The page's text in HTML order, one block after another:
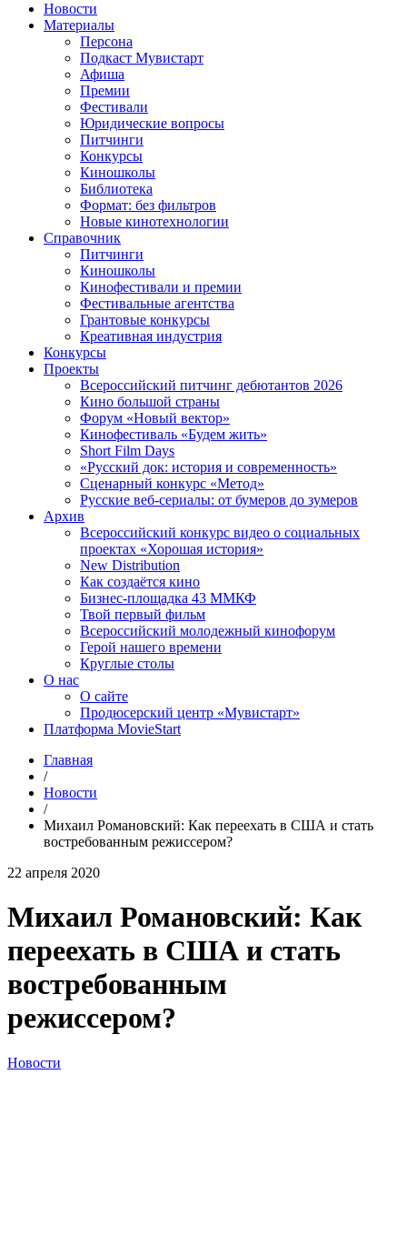
Новости
Материалы
Персона
Подкаст Мувистарт
Афиша
Премии
Фестивали
Юридические вопросы
Питчинги
Конкурсы
Киношколы
Библиотека
Формат: без фильтров
Новые кинотехнологии
Справочник
Питчинги
Киношколы
Кинофестивали и премии
Фестивальные агентства
Грантовые конкурсы
Креативная индустрия
Конкурсы
Проекты
Всероссийский питчинг дебютантов 2026
Кино большой страны
Форум «Новый вектор»
Кинофестиваль «Будем жить»
Short Film Days
«Русский док: история и современность»
Сценарный конкурс «Метод»
Русские веб-сериалы: от бумеров до зумеров
Архив
Всероссийский конкурс видео о социальных
проектах «Хорошая история»
New Distribution
Как создаётся кино
Бизнес-площадка 43 ММКФ
Твой первый фильм
Всероссийский молодежный кинофорум
Герой нашего времени
Круглые столы
О нас
О сайте
Продюсерский центр «Мувистарт»
Платформа MovieStart
Главная
/
Новости
/
Михаил Романовский: Как переехать в США и стать
востребованным режиссером?
22 апреля 2020
Михаил Романовский: Как
переехать в США и стать
востребованным
режиссером?
Новости